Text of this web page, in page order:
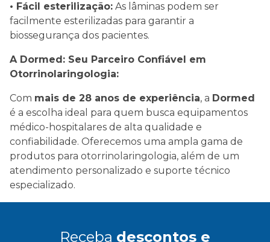
• Fácil esterilização: As lâminas podem ser
facilmente esterilizadas para garantir a
biossegurança dos pacientes.
A Dormed: Seu Parceiro Confiável em
Otorrinolaringologia:
Com mais de 28 anos de experiência, a Dormed
é a escolha ideal para quem busca equipamentos
médico-hospitalares de alta qualidade e
confiabilidade. Oferecemos uma ampla gama de
produtos para otorrinolaringologia, além de um
atendimento personalizado e suporte técnico
especializado.
Receba descontos e